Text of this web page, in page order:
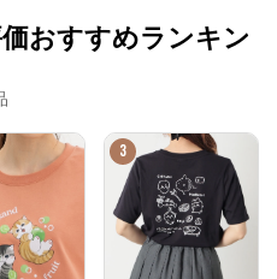
おすすめランキン
3
ンラインストア
ECサイト